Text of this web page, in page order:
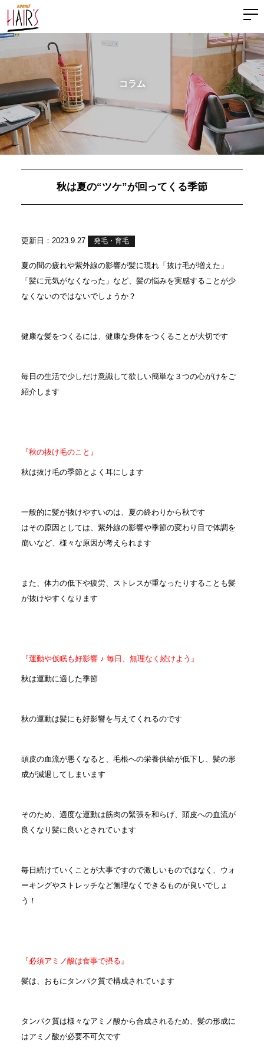
コラム
秋は夏の“ツケ”が回ってくる季節
更新日：2023.9.27 発毛・育毛
夏の間の疲れや紫外線の影響が髪に現れ「抜け毛が増えた」
「髪に元気がなくなった」など、髪の悩みを実感することが少
なくないのではないでしょうか？
健康な髪をつくるには、健康な身体をつくることが大切です
毎日の生活で少しだけ意識して欲しい簡単な３つの心がけをご
紹介します
『秋の抜け毛のこと』
秋は抜け毛の季節とよく耳にします
一般的に髪が抜けやすいのは、夏の終わりから秋です
はその原因としては、紫外線の影響や季節の変わり目で体調を
崩いなど、様々な原因が考えられます
また、体力の低下や疲労、ストレスが重なったりすることも髪
が抜けやすくなります
『運動や仮眠も好影響 ♪ 毎日、無理なく続けよう』
秋は運動に適した季節
秋の運動は髪にも好影響を与えてくれるのです
頭皮の血流が悪くなると、毛根への栄養供給が低下し、髪の形
成が減退してしまいます
そのため、適度な運動は筋肉の緊張を和らげ、頭皮への血流が
良くなり髪に良いとされています
毎日続けていくことが大事ですので激しいものではなく、ウォ
ーキングやストレッチなど無理なくできるものが良いでしょ
う！
『必須アミノ酸は食事で摂る』
髪は、おもにタンパク質で構成されています
タンパク質は様々なアミノ酸から合成されるため、髪の形成に
はアミノ酸が必要不可欠です